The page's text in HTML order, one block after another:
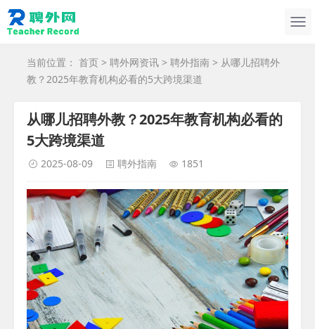
当前位置： 首页 > 聘外网资讯 > 聘外指南 > 从哪儿招聘外
教？2025年教育机构必看的5大跨境渠道
从哪儿招聘外教？2025年教育机构必看的
5大跨境渠道
2025-08-09 聘外指南 1851